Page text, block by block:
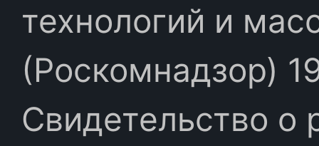
технологий и
(Роскомнадзор)
Свидетельство